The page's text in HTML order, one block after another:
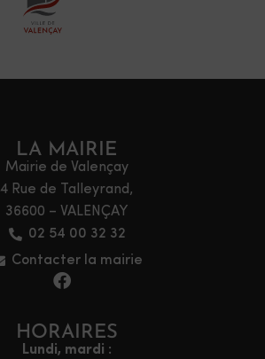
LA MAIRIE
Mairie de Valençay
4 Rue de Talleyrand,
36600 – VALENÇAY
02 54 00 32 32
Contacter la mairie
HORAIRES
Lundi, mardi :